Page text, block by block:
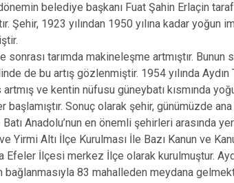
belediye başkanı Fuat Şahin Erlaçin
Şehir, 1923 yılından 1950 yılına kadar
tarımda makineleşme artmıştır. Bunun
de bu artış gözlenmiştir. 1954 yılında
ve kentin nüfusu güneybatı kısmında
başlamıştır. Sonuç olarak şehir, günümüzde
Batı Anadolu’nun en önemli şehirleri arasında
Yirmi Altı İlçe Kurulması İle Bazı Kanun ve
Efeler İlçesi merkez İlçe olarak kurulmuştur.
bağlanmasıyla 83 mahalleden meydana